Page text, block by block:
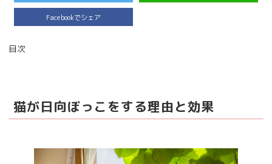
Facebookでシェア
目次
猫が日向ぼっこをする理由と効果